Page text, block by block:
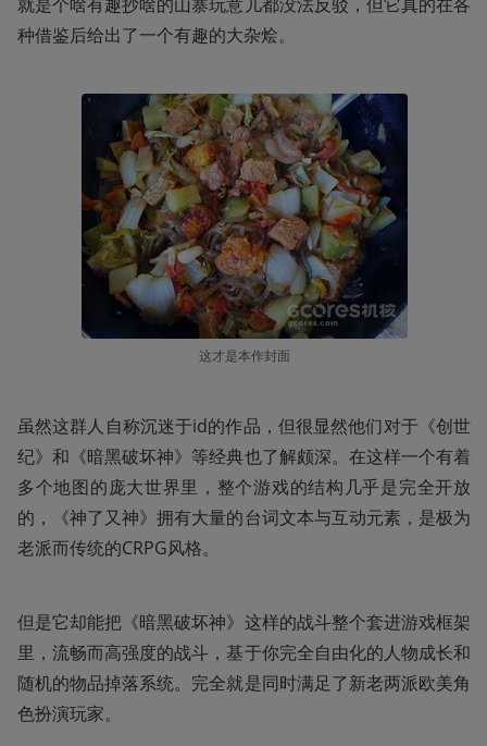
种借鉴后给出了一个有趣的大杂烩。
这才是本作封面
虽然这群人自称沉迷于id的作品，但很显然他们对于《创世
纪》和《暗黑破坏神》等经典也了解颇深。在这样一个有着
多个地图的庞大世界里，整个游戏的结构几乎是完全开放
的，《神了又神》拥有大量的台词文本与互动元素，是极为
老派而传统的CRPG风格。
但是它却能把《暗黑破坏神》这样的战斗整个套进游戏框架
里，流畅而高强度的战斗，基于你完全自由化的人物成长和
随机的物品掉落系统。完全就是同时满足了新老两派欧美角
色扮演玩家。